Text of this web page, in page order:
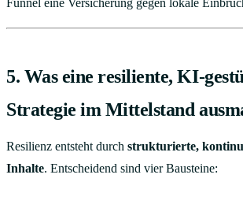
5. Was eine resiliente, KI-
Strategie im Mittelstand
Resilienz entsteht durch strukturierte,
Inhalte. Entscheidend sind vier Bausteine: